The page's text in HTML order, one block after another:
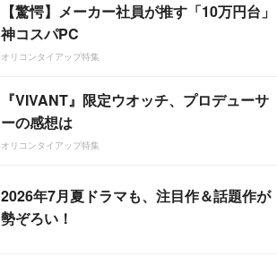
【驚愕】メーカー社員が推す「10万円台」
神コスパPC
オリコンタイアップ特集
『VIVANT』限定ウオッチ、プロデューサ
ーの感想は
オリコンタイアップ特集
2026年7月夏ドラマも、注目作＆話題作が
勢ぞろい！